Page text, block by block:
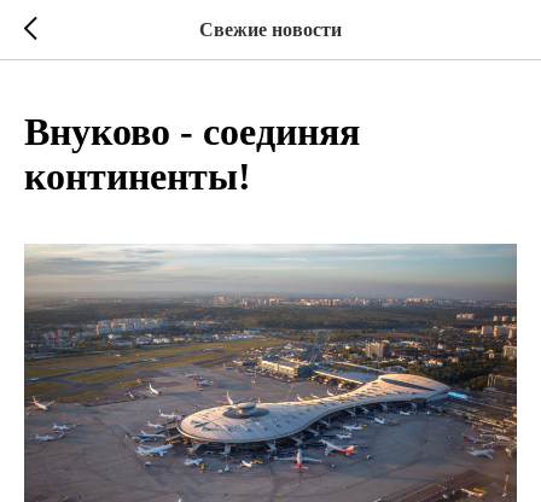
Свежие новости
Внуково - соединяя
континенты!